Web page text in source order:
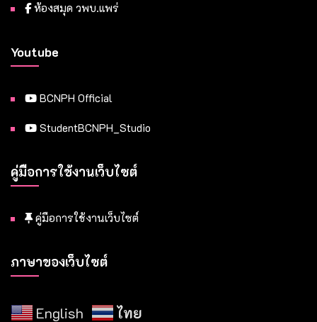
ห้องสมุด วพบ.แพร่
Youtube
BCNPH Official
StudentBCNPH_Studio
คู่มือการใช้งานเว็บไซต์
คู่มือการใช้งานเว็บไซต์
ภาษาของเว็บไซต์
English ไทย